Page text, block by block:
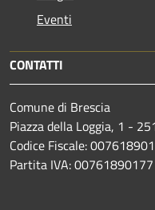
Eventi
CONTATTI
Comune di Brescia
Piazza della Loggia, 1 -
Codice Fiscale:
Partita IVA: 00761890177